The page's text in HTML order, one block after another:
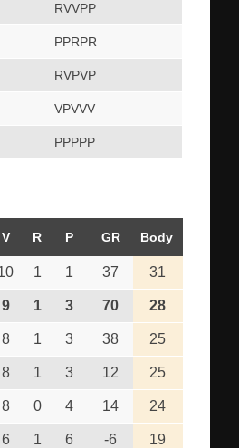
RVVPP
PPRPR
RVPVP
VPVVV
PPPPP
V R P GR Body
1 1 37 31
9 1 3 70 28
8 1 3 38 25
8 1 3 12 25
8 0 4 14 24
6 1 6 -6 19